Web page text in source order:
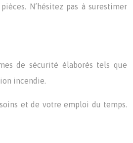
N’hésitez pas à surestimer
de sécurité élaborés tels que
incendie.
et de votre emploi du temps.